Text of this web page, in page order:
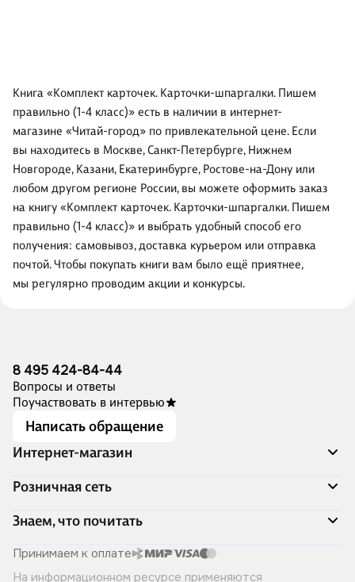
Книга «Комплект карточек. Карточки-шпаргалки. Пишем
правильно (1-4 класс)» есть в наличии в интернет-
магазине «Читай-город» по привлекательной цене. Если
вы находитесь в Москве, Санкт-Петербурге, Нижнем
Новгороде, Казани, Екатеринбурге, Ростове-на-Дону или
любом другом регионе России, вы можете оформить заказ
на книгу «Комплект карточек. Карточки-шпаргалки. Пишем
правильно (1-4 класс)» и выбрать удобный способ его
получения: самовывоз, доставка курьером или отправка
почтой. Чтобы покупать книги вам было ещё приятнее,
мы регулярно проводим акции и конкурсы.
8 495 424-84-44
Вопросы и ответы
Поучаствовать в интервью
Написать обращение
Интернет-магазин
Акции
Доставка и оплата
Программа лояльности
Подарочные сертификаты
Правила продажи
Политика конфиденциальности
Розничная сеть
Адреса магазинов
Книжный Дозор
О компании
Читай-город для бизнеса
Знаем, что почитать
Скоро в продаже
Принимаем к оплате
На информационном ресурсе применяются